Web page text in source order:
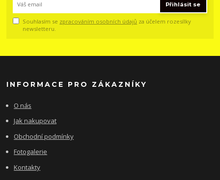
Přihlásit se
Souhlasím se zpracováním osobních údajů za účelem rozesílky
newsletteru.
INFORMACE PRO ZÁKAZNÍKY
O nás
Jak nakupovat
Obchodní podmínky
Fotogalerie
Kontakty